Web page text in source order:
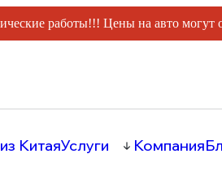
работы!!! Цены на авто могут
КитаяУслуги Компания